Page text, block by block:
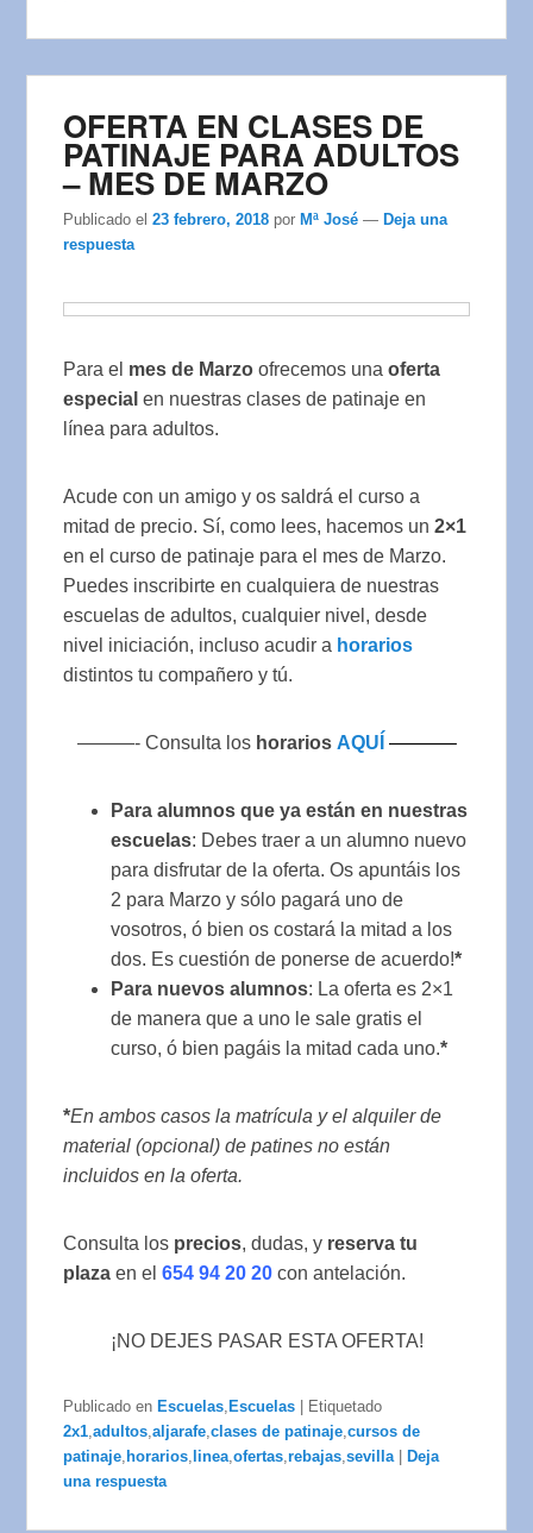
OFERTA EN CLASES DE
PATINAJE PARA ADULTOS
– MES DE MARZO
Publicado el23 febrero, 2018 porMª José —Deja una
respuesta
Para el mes de Marzo ofrecemos unaoferta
especial en nuestras clases de patinaje en
línea para adultos.
Acude con un amigo y os saldrá el curso a
mitad de precio. Sí, como lees, hacemos un2×1
en el curso de patinaje para el mes de Marzo.
Puedes inscribirte en cualquiera de nuestras
escuelas de adultos, cualquier nivel, desde
nivel iniciación, incluso acudir a horarios
distintos tu compañero y tú.
———- Consulta los horarios AQUÍ ———–
Para alumnos que ya están en nuestras
escuelas: Debes traer a un alumno nuevo
para disfrutar de la oferta. Os apuntáis los
2 para Marzo y sólo pagará uno de
vosotros, ó bien os costará la mitad a los
dos. Es cuestión de ponerse de acuerdo!*
Para nuevos alumnos: La oferta es 2×1
de manera que a uno le sale gratis el
curso, ó bien pagáis la mitad cada uno.*
*En ambos casos la matrícula y el alquiler de
material (opcional) de patines no están
incluidos en la oferta.
Consulta los precios, dudas, y reserva tu
plaza en el654 94 20 20 con antelación.
¡NO DEJES PASAR ESTA OFERTA!
Publicado en Escuelas, Escuelas
Etiquetado
2x1,adultos,aljarafe,clases de patinaje,cursos de
patinaje, horarios, linea,ofertas,rebajas,sevilla
Deja
una respuesta